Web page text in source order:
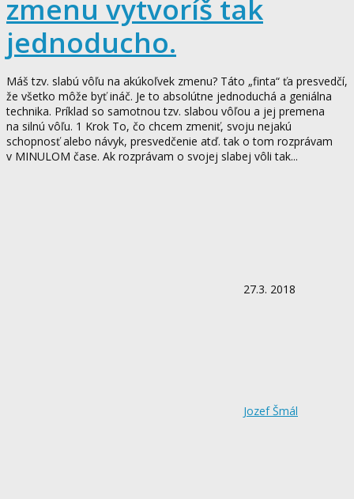
zmenu vytvoríš tak
jednoducho.
Máš tzv. slabú vôľu na akúkoľvek zmenu? Táto „finta“ ťa presvedčí,
že všetko môže byť ináč. Je to absolútne jednoduchá a geniálna
technika. Príklad so samotnou tzv. slabou vôľou a jej premena
na silnú vôľu. 1 Krok To, čo chcem zmeniť, svoju nejakú
schopnosť alebo návyk, presvedčenie atď. tak o tom rozprávam
v MINULOM čase. Ak rozprávam o svojej slabej vôli tak...
27.3. 2018
Jozef Šmál